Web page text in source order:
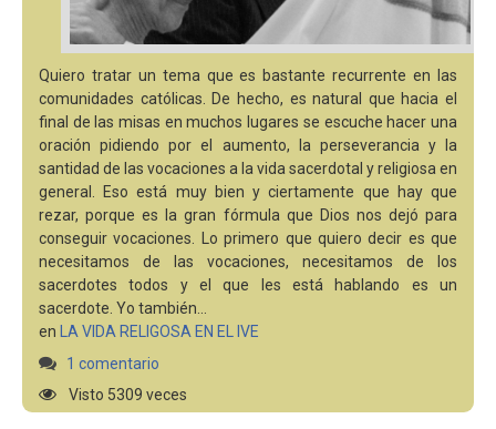
Quiero tratar un tema que es bastante recurrente en las
comunidades católicas. De hecho, es natural que hacia el
final de las misas en muchos lugares se escuche hacer una
oración pidiendo por el aumento, la perseverancia y la
santidad de las vocaciones a la vida sacerdotal y religiosa en
general. Eso está muy bien y ciertamente que hay que
rezar, porque es la gran fórmula que Dios nos dejó para
conseguir vocaciones. Lo primero que quiero decir es que
necesitamos de las vocaciones, necesitamos de los
sacerdotes todos y el que les está hablando es un
sacerdote. Yo también…
en LA VIDA RELIGOSA EN EL IVE
1 comentario
Visto 5309 veces